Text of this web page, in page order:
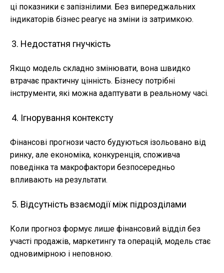
ці показники є запізнілими. Без випереджальних
індикаторів бізнес реагує на зміни із затримкою.
Недостатня гнучкість
Якщо модель складно змінювати, вона швидко
втрачає практичну цінність. Бізнесу потрібні
інструменти, які можна адаптувати в реальному часі.
Ігнорування контексту
Фінансові прогнози часто будуються ізольовано від
ринку, але економіка, конкуренція, споживча
поведінка та макрофактори безпосередньо
впливають на результати.
Відсутність взаємодії між підрозділами
Коли прогноз формує лише фінансовий відділ без
участі продажів, маркетингу та операцій, модель стає
одновимірною і неповною.